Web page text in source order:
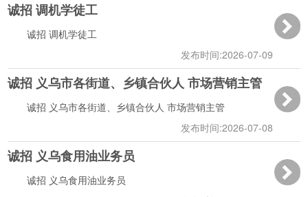
诚招 调机学徒工
发布时间:2026-07-09
14:30:08
诚招 调机学徒工
诚招 义乌市各街道、乡镇合伙人 市场营销主管
发布时间:2026-07-08
诚招 义乌市各街道、乡镇合伙人 市场营销主管
诚招 义乌食用油业务员
诚招 义乌食用油业务员